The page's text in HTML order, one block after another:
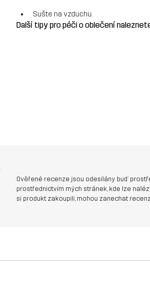
Sušte na vzduchu.
Další tipy pro péči o oblečení
Ověřené recenze jsou odesílány buď
prostřednictvím mých stránek, kde lze
si produkt zakoupili, mohou zanechat